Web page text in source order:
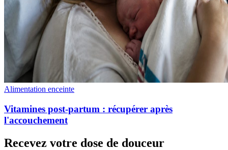
Alimentation enceinte
Vitamines post-partum : récupérer après
l'accouchement
Recevez votre dose de douceur